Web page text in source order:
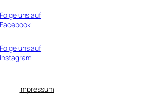
Folge uns auf
Facebook
Folge uns auf
Instagram
Impressum